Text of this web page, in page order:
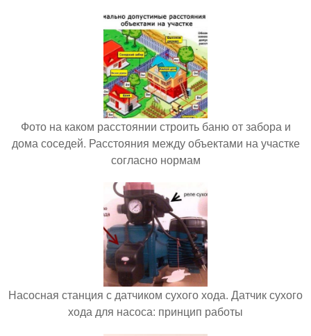
Фото на каком расстоянии строить баню от забора и
дома соседей. Расстояния между объектами на участке
согласно нормам
Насосная станция с датчиком сухого хода. Датчик сухого
хода для насоса: принцип работы